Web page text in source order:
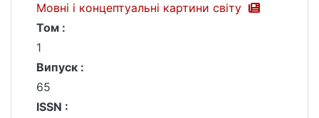
Мовні і концептуальні картини світу
Том :
1
Випуск :
65
ISSN :